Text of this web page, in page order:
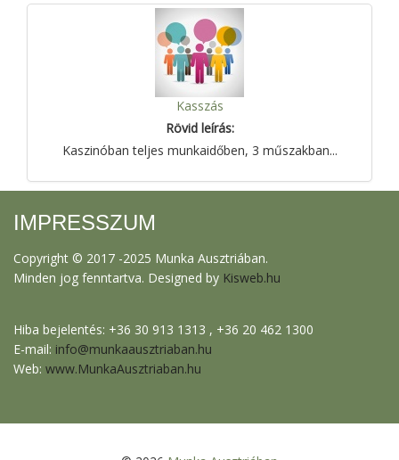
Kasszás
Rövid leírás:
Kaszinóban teljes munkaidőben, 3 műszakban...
IMPRESSZUM
Copyright © 2017 -2025 Munka Ausztriában.
Minden jog fenntartva. Designed by Kisweb.hu
Hiba bejelentés: +36 30 913 1313 , +36 20 462 1300
E-mail: info@munkaausztriaban.hu
Web: www.MunkaAusztriaban.hu